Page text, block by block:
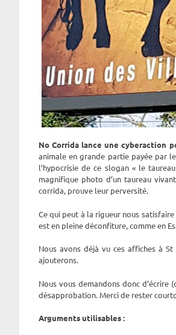
No Corrida lance une cyberaction
animale en grande partie payée par
l’hypocrisie de ce slogan « le
magnifique photo d’un taureau
corrida, prouve leur perversité.
Ce qui peut à la rigueur nous
est en pleine déconfiture, comme en
Nous avons déjà vu ces affiches à
ajouterons.
Nous vous demandons donc
désapprobation. Merci de rester
Arguments utilisables :